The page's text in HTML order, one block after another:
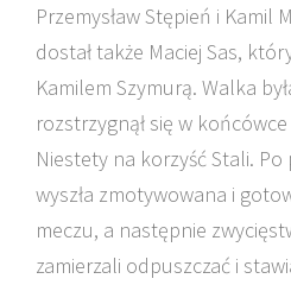
Przemysław Stępień i Kamil
dostał także Maciej Sas,
Kamilem Szymurą. Walka
rozstrzygnął się w
Niestety na korzyść Stali.
wyszła zmotywowana i
meczu, a następnie
zamierzali odpuszczać i